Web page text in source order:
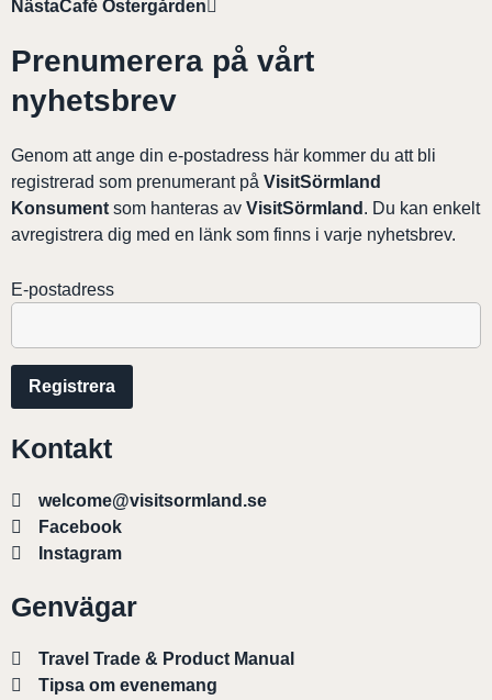
NästaCafé Östergården
Prenumerera på vårt
nyhetsbrev
Genom att ange din e-postadress här kommer du att bli
registrerad som prenumerant på VisitSörmland
Konsument som hanteras av VisitSörmland . Du kan enkelt
avregistrera dig med en länk som finns i varje nyhetsbrev.
E-postadress
Kontakt
welcome@visitsormland.se
Facebook
Instagram
Genvägar
Travel Trade & Product Manual
Tipsa om evenemang